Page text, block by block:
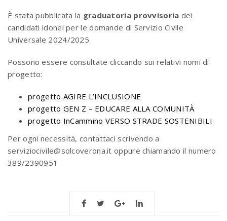
È stata pubblicata la graduatoria provvisoria dei
candidati idonei per le domande di Servizio Civile
Universale 2024/2025.
Possono essere consultate cliccando sui relativi nomi di
progetto:
progetto AGIRE L’INCLUSIONE
progetto GEN Z – EDUCARE ALLA COMUNITÀ
progetto InCammino VERSO STRADE SOSTENIBILI
Per ogni necessità, contattaci scrivendo a
serviziocivile@solcoverona.it oppure chiamando il numero
389/2390951